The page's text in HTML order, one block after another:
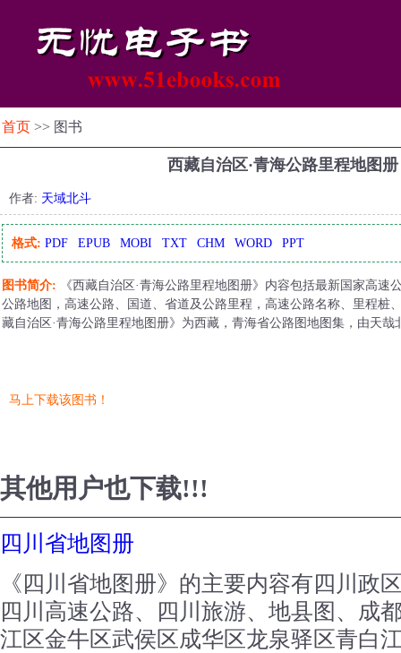
首页 >> 图书
西藏自治区·青海公路里程地图
作者: 天域北斗
格式: PDF EPUB MOBI TXT CHM WORD PPT
图书简介: 《西藏自治区·青海公路里程地图册》内容包括最新国家高速
公路地图，高速公路、国道、省道及公路里程，高速公路名称、里程桩
藏自治区·青海公路里程地图册》为西藏，青海省公路图地图集，由天哉
马上下载该图书！
其他用户也下载!!!
四川省地图册
《四川省地图册》的主要内容有四川政
四川高速公路、四川旅游、地县图、成
江区金牛区武侯区成华区龙泉驿区青白